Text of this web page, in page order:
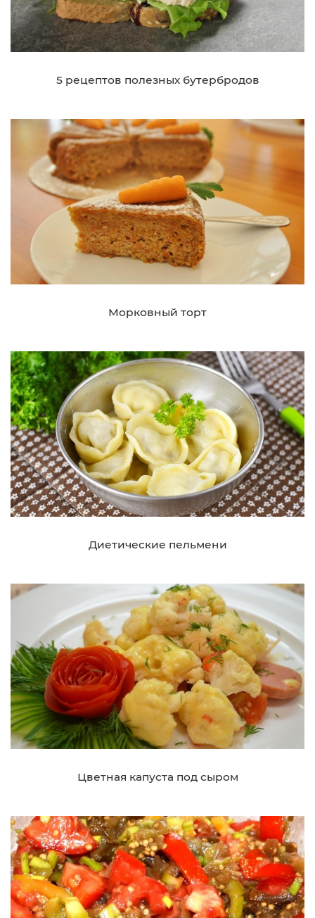
5 рецептов полезных бутербродов
Морковный торт
Диетические пельмени
Цветная капуста под сыром